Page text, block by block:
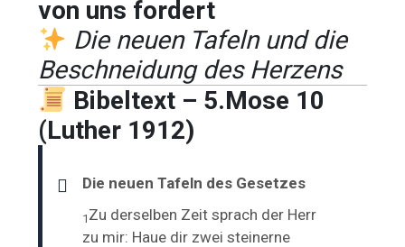
von uns fordert
Die neuen Tafeln und die
Beschneidung des Herzens
Bibeltext – 5.Mose 10
(Luther 1912)
Die neuen Tafeln des Gesetzes
1 Zu derselben Zeit sprach der Herr
zu mir: Haue dir zwei steinerne